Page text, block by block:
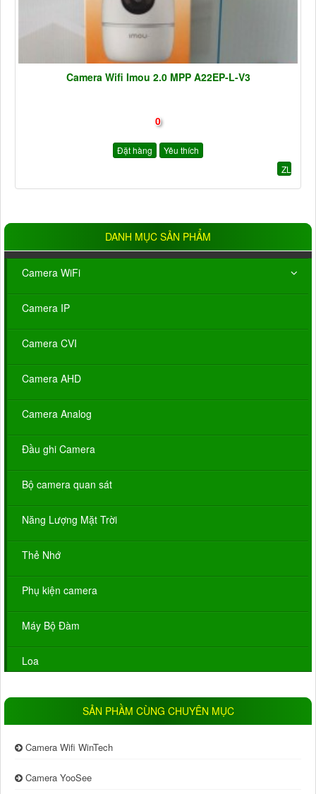
Camera Wifi Imou 2.0 MPP A22EP-L-V3
0
Đặt hàng
Yêu thích
ZL
DANH MỤC SẢN PHẨM
Camera WiFi
Camera IP
Camera CVI
Camera AHD
Camera Analog
Đầu ghi Camera
Bộ camera quan sát
Năng Lượng Mặt Trời
Thẻ Nhớ
Phụ kiện camera
Máy Bộ Đàm
Loa
SẢN PHẦM CÙNG CHUYÊN MỤC
Camera Wifi WinTech
Camera YooSee